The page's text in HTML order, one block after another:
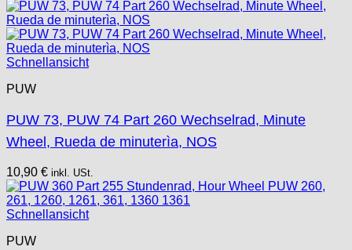
Schnellansicht
PUW
PUW 73, PUW 74 Part 260 Wechselrad, Minute
Wheel, Rueda de minuterìa, NOS
10,90 € inkl. USt.
Schnellansicht
PUW